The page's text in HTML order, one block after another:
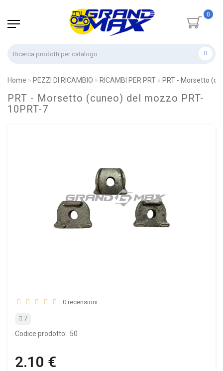
0
Home PEZZI DI RICAMBIO RICAMBI PER PRT PRT - Morsetto
PRT - Morsetto (cuneo) del mozzo PRT-
10PRT-7
0 recensioni
7
Codice prodotto: 50
2.10 €